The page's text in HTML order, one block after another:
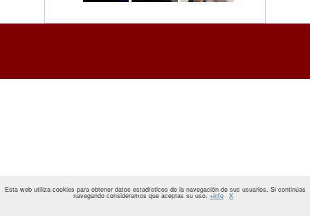
Esta web utiliza cookies para obtener datos estadísticos de la navegación de sus usuarios. Si continúas
navegando consideramos que aceptas su uso. +info X